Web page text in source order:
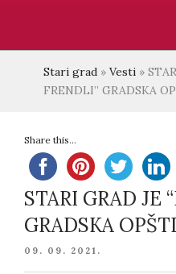
Stari grad » Vesti »
FRENDLI” GRADSKA
Share this...
STARI GRAD JE
GRADSKA
POSTED
09. 09. 2021.